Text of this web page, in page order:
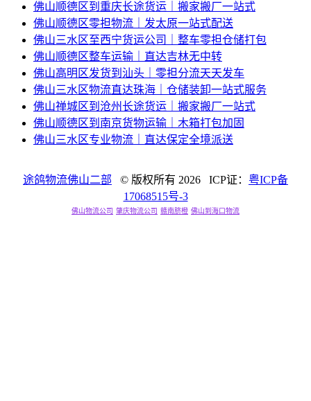
佛山顺德区到重庆长途货运｜搬家搬厂一站式
佛山顺德区零担物流｜发太原一站式配送
佛山三水区至西宁货运公司｜整车零担仓储打包
佛山顺德区整车运输｜直达吉林无中转
佛山高明区发货到汕头｜零担分流天天发车
佛山三水区物流直达珠海｜仓储装卸一站式服务
佛山禅城区到沧州长途货运｜搬家搬厂一站式
佛山顺德区到南京货物运输｜木箱打包加固
佛山三水区专业物流｜直达保定全境派送
途鸽物流佛山二部 © 版权所有 2026 ICP证： 粤ICP备
17068515号-3
佛山物流公司 肇庆物流公司 赣南脐橙 佛山到海口物流